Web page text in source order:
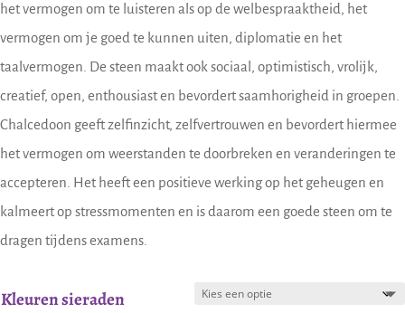
het vermogen om te luisteren als op de welbespraaktheid, het
vermogen om je goed te kunnen uiten, diplomatie en het
taalvermogen. De steen maakt ook sociaal, optimistisch, vrolijk,
creatief, open, enthousiast en bevordert saamhorigheid in groepen.
Chalcedoon geeft zelfinzicht, zelfvertrouwen en bevordert hiermee
het vermogen om weerstanden te doorbreken en veranderingen te
accepteren. Het heeft een positieve werking op het geheugen en
kalmeert op stressmomenten en is daarom een goede steen om te
dragen tijdens examens.
Kleuren sieraden